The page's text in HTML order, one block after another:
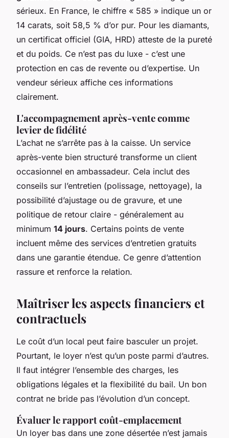
sérieux. En France, le chiffre « 585 » indique un or
14 carats, soit 58,5 % d’or pur. Pour les diamants,
un certificat officiel (GIA, HRD) atteste de la pureté
et du poids. Ce n’est pas du luxe - c’est une
protection en cas de revente ou d’expertise. Un
vendeur sérieux affiche ces informations
clairement.
L'accompagnement après-vente comme
levier de fidélité
L’achat ne s’arrête pas à la caisse. Un service
après-vente bien structuré transforme un client
occasionnel en ambassadeur. Cela inclut des
conseils sur l’entretien (polissage, nettoyage), la
possibilité d’ajustage ou de gravure, et une
politique de retour claire - généralement au
minimum 14 jours. Certains points de vente
incluent même des services d’entretien gratuits
dans une garantie étendue. Ce genre d’attention
rassure et renforce la relation.
Maîtriser les aspects financiers et
contractuels
Le coût d’un local peut faire basculer un projet.
Pourtant, le loyer n’est qu’un poste parmi d’autres.
Il faut intégrer l’ensemble des charges, les
obligations légales et la flexibilité du bail. Un bon
contrat ne bride pas l’évolution d’un concept.
Évaluer le rapport coût-emplacement
Un loyer bas dans une zone désertée n’est jamais